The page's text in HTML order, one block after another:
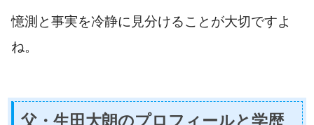
憶測と事実を冷静に見分けることが大切ですよ
ね。
父・生田大朗のプロフィールと学歴